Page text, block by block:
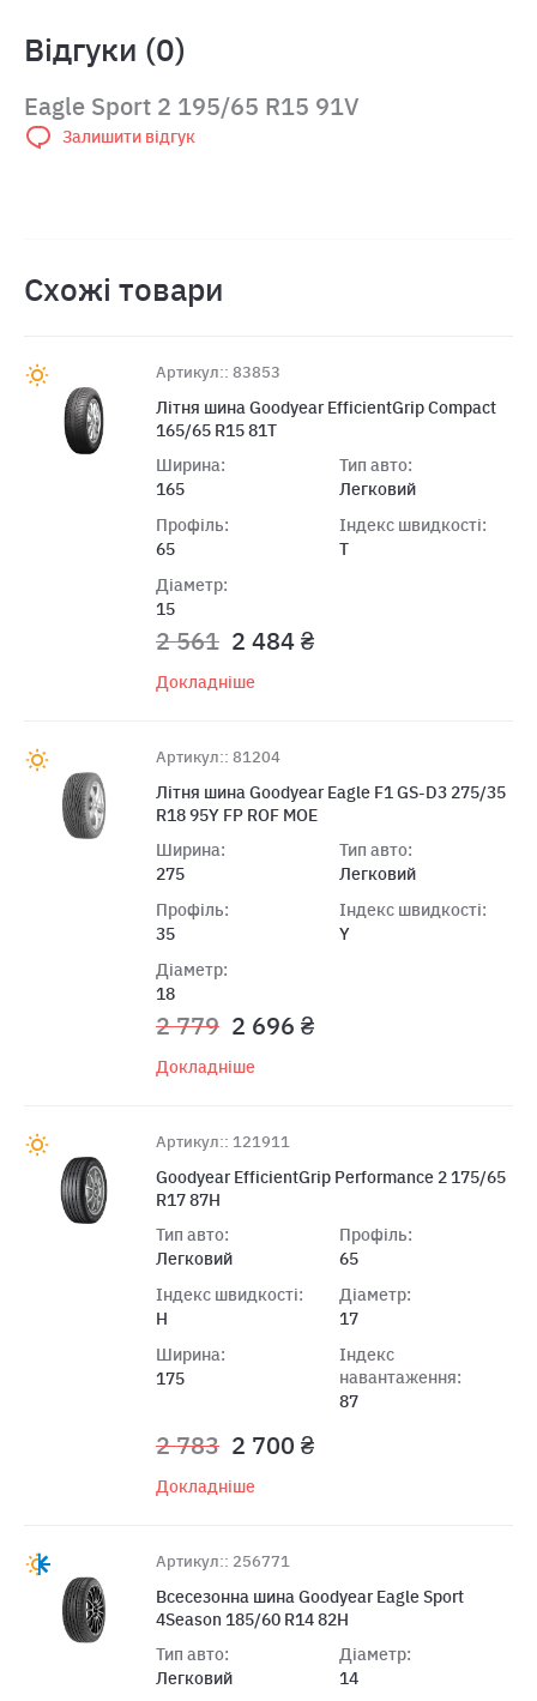
Відгуки (0)
Eagle Sport 2 195/65 R15 91V
Залишити відгук
Схожі товари
Артикул:: 83853
Літня шина Goodyear EfficientGrip Compact
165/65 R15 81T
Ширина:
165
Профіль:
65
Діаметр:
15
Тип авто:
Легковий
Індекс швидкості:
T
2 561 2 484 ₴
Докладніше
Артикул:: 81204
Літня шина Goodyear Eagle F1 GS-D3 275/35
R18 95Y FP ROF MOE
Ширина:
275
Профіль:
35
Діаметр:
18
Тип авто:
Легковий
Індекс швидкості:
Y
2 779 2 696 ₴
Докладніше
Артикул:: 121911
Goodyear EfficientGrip Performance 2 175/65
R17 87H
Тип авто:
Легковий
Індекс швидкості:
H
Ширина:
175
Профіль:
65
Діаметр:
17
Індекс
навантаження:
87
2 783 2 700 ₴
Докладніше
Артикул:: 256771
Всесезонна шина Goodyear Eagle Sport
4Season 185/60 R14 82H
Тип авто:
Легковий
Діаметр:
14